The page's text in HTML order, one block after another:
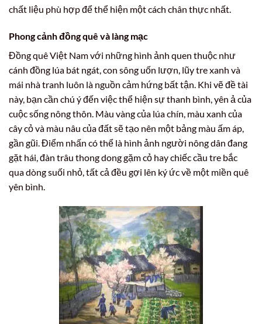
chất liệu phù hợp để thể hiện một cách chân thực nhất.
Phong cảnh đồng quê và làng mạc
Đồng quê Việt Nam với những hình ảnh quen thuộc như
cánh đồng lúa bát ngát, con sông uốn lượn, lũy tre xanh và
mái nhà tranh luôn là nguồn cảm hứng bất tận. Khi vẽ đề tài
này, bạn cần chú ý đến việc thể hiện sự thanh bình, yên ả của
cuộc sống nông thôn. Màu vàng của lúa chín, màu xanh của
cây cỏ và màu nâu của đất sẽ tạo nên một bảng màu ấm áp,
gần gũi. Điểm nhấn có thể là hình ảnh người nông dân đang
gặt hái, đàn trâu thong dong gặm cỏ hay chiếc cầu tre bắc
qua dòng suối nhỏ, tất cả đều gợi lên ký ức về một miền quê
yên bình.